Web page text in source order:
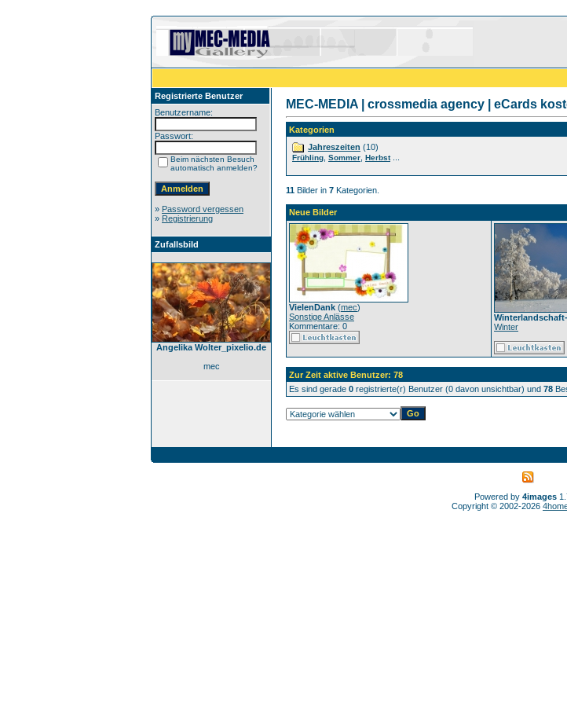
Registrierte Benutzer
Benutzername:
Passwort:
Beim nächsten Besuch
automatisch anmelden?
» Password vergessen
» Registrierung
Zufallsbild
Angelika Wolter_pixelio.de
mec
MEC-MEDIA | crossmedia agency | eCards
Kategorien
Jahreszeiten (10)
Frühling Sommer Herbst...
11 Bilder in 7 Kategorien.
Neue Bilder
VielenDank (mec)
Sonstige Anlässe
Kommentare: 0
Winter
Zur Zeit aktive Benutzer: 78
Es sind gerade 0 registrierte(r) Benutzer (0 davon unsichtbar) und 78
Powered by 4images
Copyright © 2002-2026